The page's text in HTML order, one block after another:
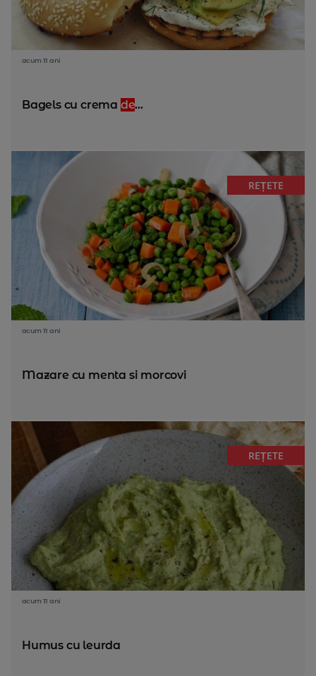
acum 11 ani
Bagels cu crema de...
REȚETE
acum 11 ani
Mazare cu menta si morcovi
REȚETE
acum 11 ani
Humus cu leurda